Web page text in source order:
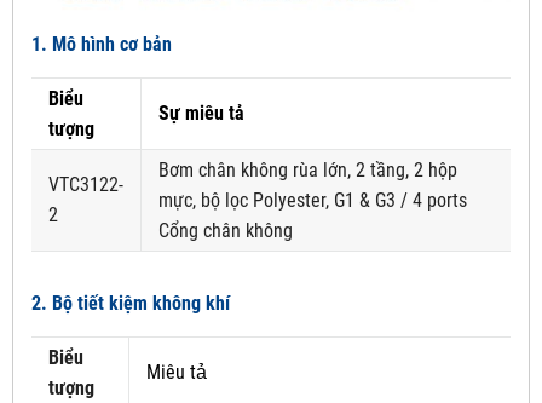
1. Mô hình cơ bản
Biểu
tượng
Sự miêu tả
VTC3122-
2
Bơm chân không rùa lớn, 2 tầng, 2 hộp
mực, bộ lọc Polyester, G1 & G3 / 4 ports
Cổng chân không
2. Bộ tiết kiệm không khí
Biểu
tượng
Miêu tả